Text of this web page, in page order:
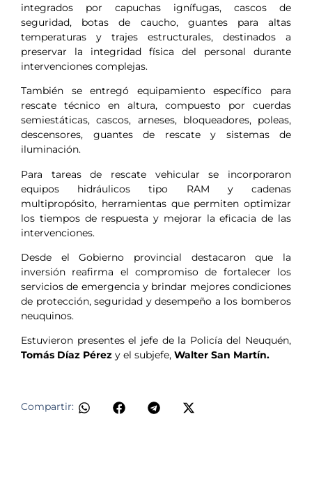
integrados por capuchas ignífugas, cascos de
seguridad, botas de caucho, guantes para altas
temperaturas y trajes estructurales, destinados a
preservar la integridad física del personal durante
intervenciones complejas.
También se entregó equipamiento específico para
rescate técnico en altura, compuesto por cuerdas
semiestáticas, cascos, arneses, bloqueadores, poleas,
descensores, guantes de rescate y sistemas de
iluminación.
Para tareas de rescate vehicular se incorporaron
equipos hidráulicos tipo RAM y cadenas
multipropósito, herramientas que permiten optimizar
los tiempos de respuesta y mejorar la eficacia de las
intervenciones.
Desde el Gobierno provincial destacaron que la
inversión reafirma el compromiso de fortalecer los
servicios de emergencia y brindar mejores condiciones
de protección, seguridad y desempeño a los bomberos
neuquinos.
Estuvieron presentes el jefe de la Policía del Neuquén,
Tomás Díaz Pérez y el subjefe, Walter San Martín.
Compartir: